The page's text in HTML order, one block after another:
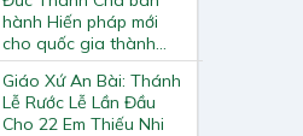
hành Hiến pháp mới
cho quốc gia thành
Vatican
Giáo Xứ An Bài: Thánh
Lễ Rước Lễ Lần Đầu
Cho 22 Em Thiếu Nhi